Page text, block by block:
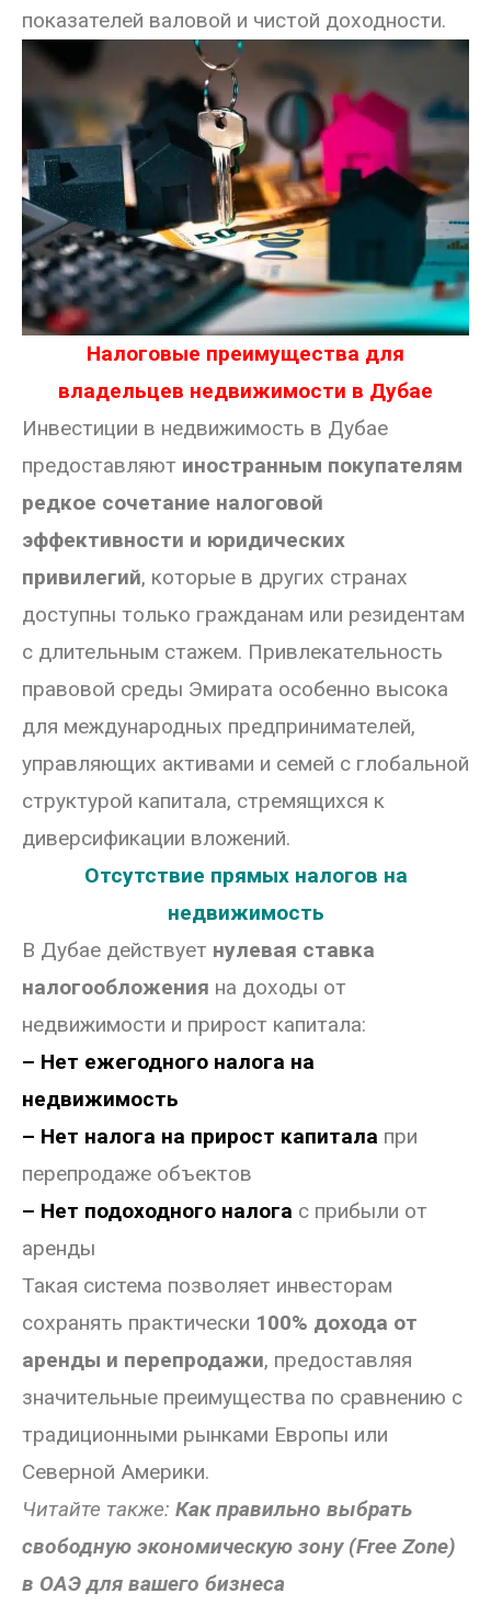
показателей валовой и чистой доходности.
Налоговые преимущества для
владельцев недвижимости в Дубае
Инвестиции в недвижимость в Дубае
предоставляют иностранным покупателям
редкое сочетание налоговой
эффективности и юридических
привилегий, которые в других странах
доступны только гражданам или резидентам
с длительным стажем. Привлекательность
правовой среды Эмирата особенно высока
для международных предпринимателей,
управляющих активами и семей с глобальной
структурой капитала, стремящихся к
диверсификации вложений.
Отсутствие прямых налогов на
недвижимость
В Дубае действует нулевая ставка
налогообложения на доходы от
недвижимости и прирост капитала:
– Нет ежегодного налога на
недвижимость
– Нет налога на прирост капитала при
перепродаже объектов
– Нет подоходного налога с прибыли от
аренды
Такая система позволяет инвесторам
сохранять практически 100% дохода от
аренды и перепродажи, предоставляя
значительные преимущества по сравнению с
традиционными рынками Европы или
Северной Америки.
Читайте также: Как правильно выбрать
свободную экономическую зону (Free Zone)
в ОАЭ для вашего бизнеса